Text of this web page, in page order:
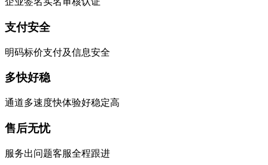
支付安全
明码标价支付及信息安全
多快好稳
通道多速度快体验好稳定高
售后无忧
服务出问题客服全程跟进